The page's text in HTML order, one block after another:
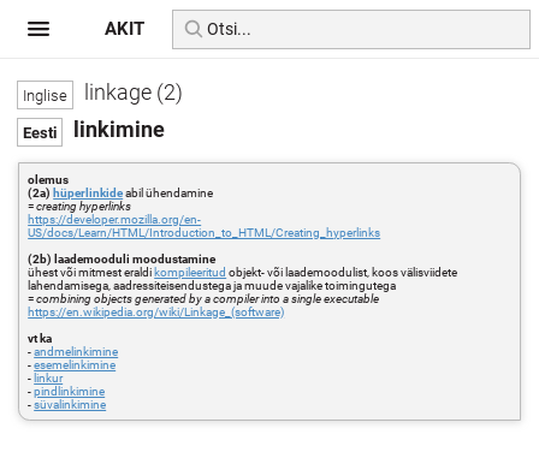
linkage (2)
linkimine
olemus
(2a) hüperlinkideabil ühendamine
=creating hyperlinks
https://developer.mozilla.org/en-
US/docs/Learn/HTML/Introduction_to_HTML/Creating_hyperlinks
(2b) laademooduli moodustamine
ühest või mitmest eraldi kompileeritud objekt- või laademoodulist, koos välisviidete
lahendamisega, aadressiteisendustega ja muude vajalike toimingutega
=combining objects generated by a compiler into a single executable
https://en.wikipedia.org/wiki/Linkage_(software)
vt ka
-andmelinkimine
-esemelinkimine
- linkur
-pindlinkimine
-süvalinkimine
AKIT